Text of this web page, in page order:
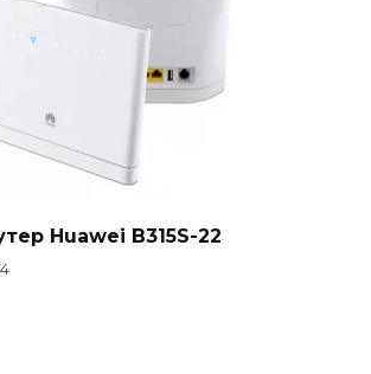
Huawei B315S-22